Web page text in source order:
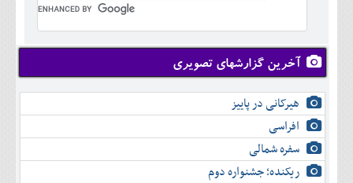
دی
بهمن
اسفند
آبان
آذر
دی
بهمن
اسفند
شهريور
مهر
آبان
آذر
دی
بهمن
اسفند
تير
مرداد
شهريور
مهر
آبان
آذر
دی
بهمن
اسفند
آخرین گزارشهای تصویری
هیرکانی در پاییز
افراسی
سفره شمالی
ریکنده؛ جشنواره دوم